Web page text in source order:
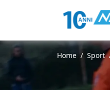
Home Sport